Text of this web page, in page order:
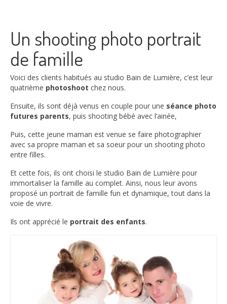
Un shooting photo portrait
de famille
Voici des clients habitués au studio Bain de Lumière, c’est leur
quatrième photoshoot chez nous.
Ensuite, ils sont déjà venus en couple pour une séance photo
futures parents, puis shooting bébé avec l’ainée,
Puis, cette jeune maman est venue se faire photographier
avec sa propre maman et sa soeur pour un shooting photo
entre filles.
Et cette fois, ils ont choisi le studio Bain de Lumière pour
immortaliser la famille au complet. Ainsi, nous leur avons
proposé un portrait de famille fun et dynamique, tout dans la
voie de vivre.
Ils ont apprécié le portrait des enfants.